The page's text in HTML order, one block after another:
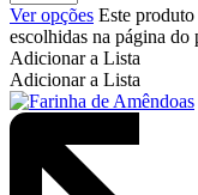
Ver opções Este
escolhidas na página do
Adicionar a Lista
Adicionar a Lista